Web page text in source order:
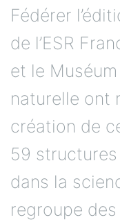
Fédérer
de l’ESR
et le
naturelle ont
création de
59
dans la
regroupe